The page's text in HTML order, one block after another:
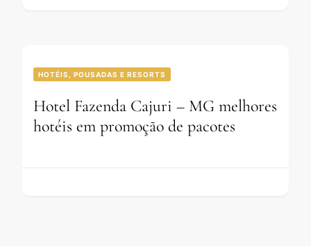
HOTÉIS, POUSADAS E RESORTS
Hotel Fazenda Cajuri – MG melhores
hotéis em promoção de pacotes